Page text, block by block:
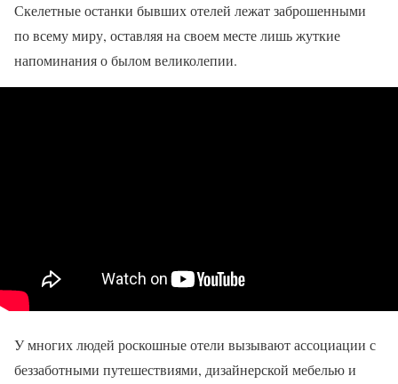
Скелетные останки бывших отелей лежат заброшенными
по всему миру, оставляя на своем месте лишь жуткие
напоминания о былом великолепии.
У многих людей роскошные отели вызывают ассоциации с
беззаботными путешествиями, дизайнерской мебелью и